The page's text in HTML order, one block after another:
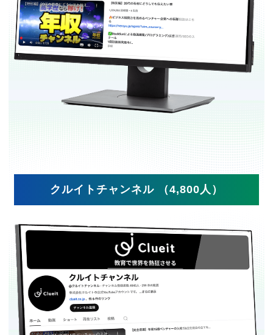
クルイトチャンネル （4,800人）